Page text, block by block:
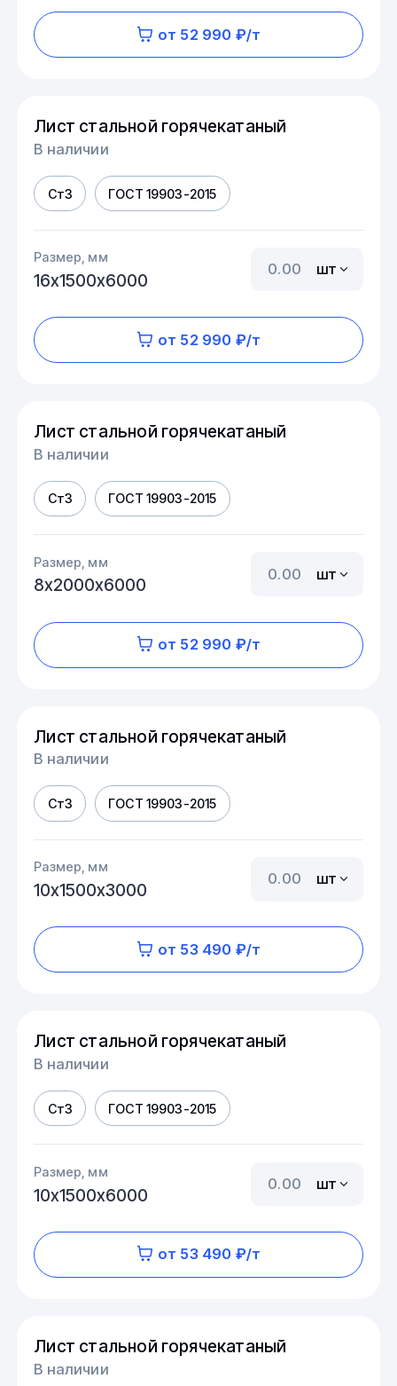
от 52 990 ₽/т
Лист стальной горячекатаный
В наличии
Ст3 ГОСТ 19903-2015
Размер, мм
16х1500х6000
шт
от 52 990 ₽/т
Лист стальной горячекатаный
В наличии
Ст3 ГОСТ 19903-2015
Размер, мм
8х2000х6000
шт
от 52 990 ₽/т
Лист стальной горячекатаный
В наличии
Ст3 ГОСТ 19903-2015
Размер, мм
10х1500х3000
шт
от 53 490 ₽/т
Лист стальной горячекатаный
В наличии
Ст3 ГОСТ 19903-2015
Размер, мм
10х1500х6000
шт
от 53 490 ₽/т
Лист стальной горячекатаный
В наличии